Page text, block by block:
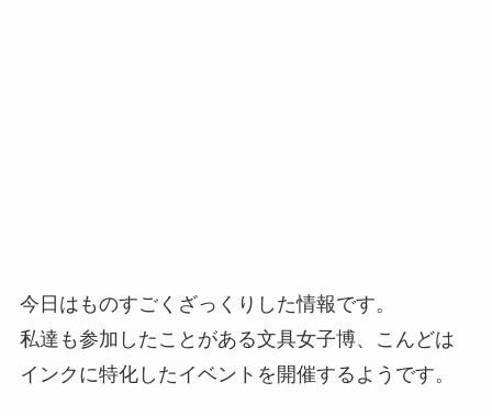
今日はものすごくざっくりした情報です。
私達も参加したことがある文具女子博、こんどは
インクに特化したイベントを開催するようです。